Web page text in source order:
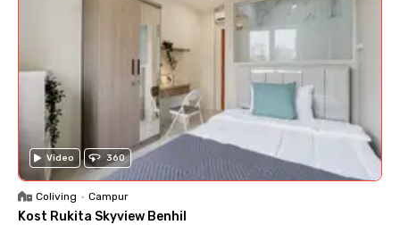
Video 360
Coliving • Campur
Kost Rukita Skyview Benhil